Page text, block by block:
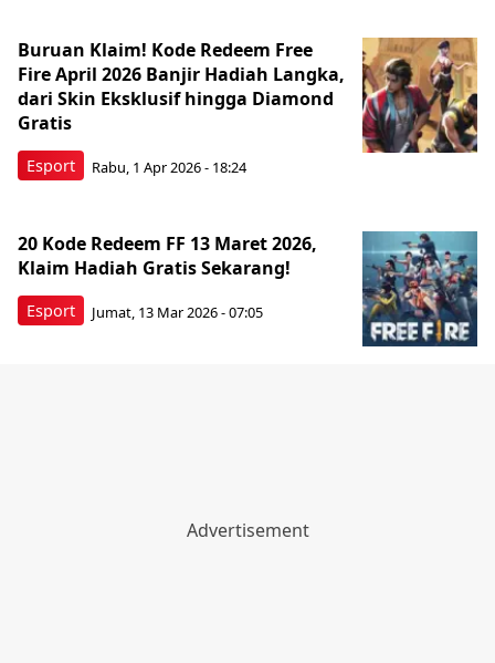
Esport
Buruan Klaim! Kode Redeem Free
Fire April 2026 Banjir Hadiah Langka,
dari Skin Eksklusif hingga Diamond
Gratis
Rabu, 1 Apr 2026 - 18:24
Esport
20 Kode Redeem FF 13 Maret 2026,
Klaim Hadiah Gratis Sekarang!
Jumat, 13 Mar 2026 - 07:05